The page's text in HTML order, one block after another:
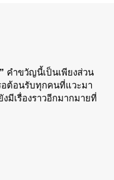
คำขวัญนี้เป็นเพียงส่วน
อต้อนรับทุกคนที่แวะมา
งมีเรื่องราวอีกมากมายที่